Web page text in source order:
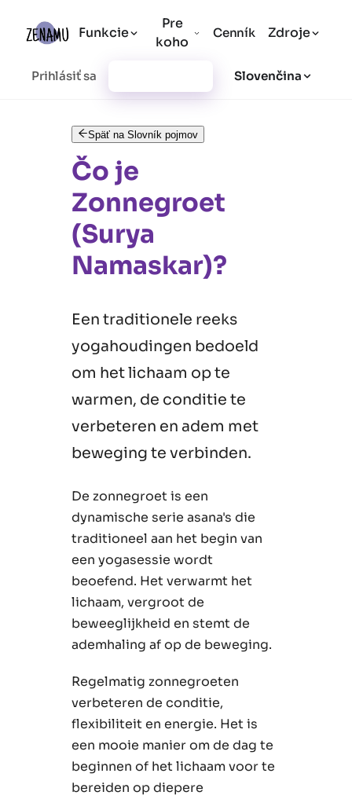
Funkcie
Pre
koho
Cenník Zdroje
Prihlásiť sa Slovenčina
Späť na Slovník pojmov
Čo je
Zonnegroet
(Surya
Namaskar)?
Een traditionele reeks
yogahoudingen bedoeld
om het lichaam op te
warmen, de conditie te
verbeteren en adem met
beweging te verbinden.
De zonnegroet is een
dynamische serie asana's die
traditioneel aan het begin van
een yogasessie wordt
beoefend. Het verwarmt het
lichaam, vergroot de
beweeglijkheid en stemt de
ademhaling af op de beweging.
Regelmatig zonnegroeten
verbeteren de conditie,
flexibiliteit en energie. Het is
een mooie manier om de dag te
beginnen of het lichaam voor te
bereiden op diepere